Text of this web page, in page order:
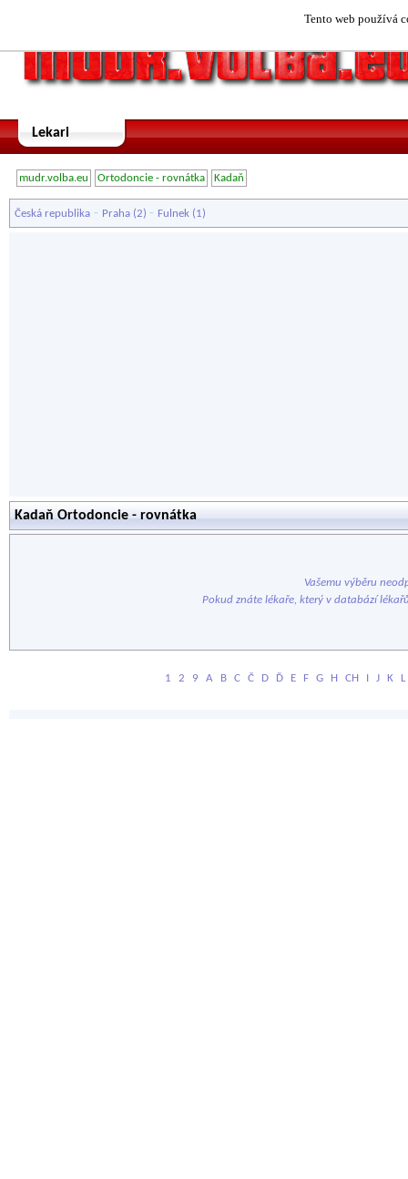
Tento web používá
Lekari
mudr.volba.eu Ortodoncie - rovnátka Kadaň
Česká republika - Praha (2) - Fulnek (1)
Kadaň Ortodoncie - rovnátka
Vašemu výběru
Pokud znáte lékaře, který v databází
1 2 9 A B C Č D Ď E F G H CH I J K L